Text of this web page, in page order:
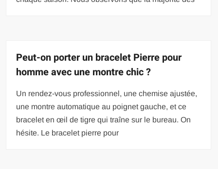
Peut-on porter un bracelet Pierre pour
homme avec une montre chic ?
Un rendez-vous professionnel, une chemise ajustée,
une montre automatique au poignet gauche, et ce
bracelet en œil de tigre qui traîne sur le bureau. On
hésite. Le bracelet pierre pour